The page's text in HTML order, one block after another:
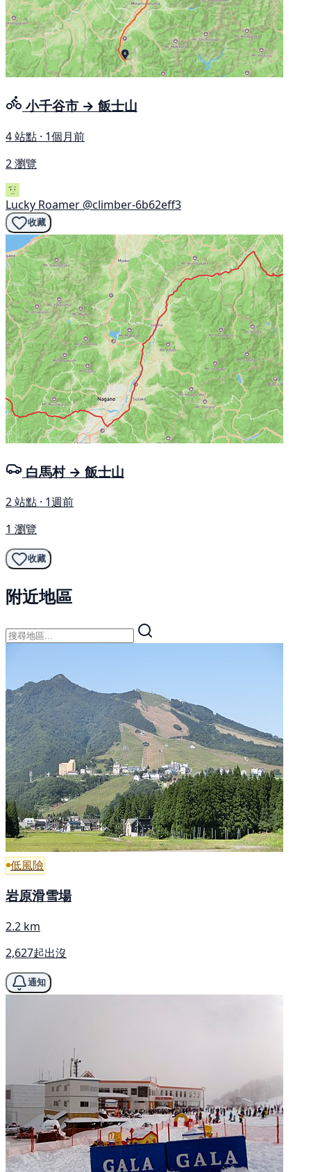
小千谷市 → 飯士山
4 站點 · 1個月前
2 瀏覽
Lucky Roamer @climber-6b62eff3
收藏
白馬村 → 飯士山
2 站點 · 1週前
1 瀏覽
收藏
附近地區
低風險
岩原滑雪場
2.2 km
2,627起出沒
通知